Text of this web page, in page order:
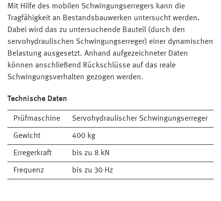
Mit Hilfe des mobilen Schwingungserregers kann die
Tragfähigkeit an Bestandsbauwerken untersucht werden.
Dabei wird das zu untersuchende Bauteil (durch den
servohydraulischen Schwingungserreger) einer dynamischen
Belastung ausgesetzt. Anhand aufgezeichneter Daten
können anschließend Rückschlüsse auf das reale
Schwingungsverhalten gezogen werden.
Technische Daten
Prüfmaschine Servohydraulischer Schwingungserreger
Gewicht 400 kg
Erregerkraft bis zu 8 kN
Frequenz bis zu 30 Hz